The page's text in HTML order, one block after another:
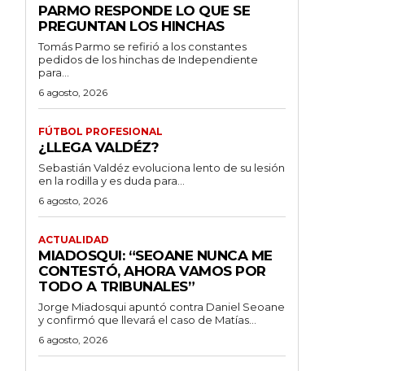
PARMO RESPONDE LO QUE SE
PREGUNTAN LOS HINCHAS
Tomás Parmo se refirió a los constantes
pedidos de los hinchas de Independiente
para...
6 agosto, 2026
FÚTBOL PROFESIONAL
¿LLEGA VALDÉZ?
Sebastián Valdéz evoluciona lento de su lesión
en la rodilla y es duda para...
6 agosto, 2026
ACTUALIDAD
MIADOSQUI: “SEOANE NUNCA ME
CONTESTÓ, AHORA VAMOS POR
TODO A TRIBUNALES”
Jorge Miadosqui apuntó contra Daniel Seoane
y confirmó que llevará el caso de Matías...
6 agosto, 2026